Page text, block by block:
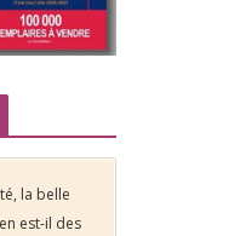
la belle
est-il des